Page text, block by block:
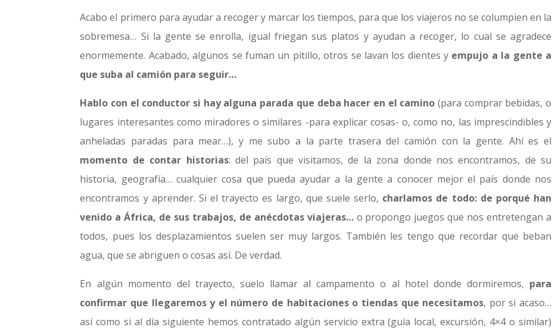
Acabo el primero para ayudar a recoger y marcar los tiempos, para que los viajeros no se columpien en la
sobremesa… Si la gente se enrolla, igual friegan sus platos y ayudan a recoger, lo cual se agradece
enormemente. Acabado, algunos se fuman un pitillo, otros se lavan los dientes y empujo a la gente a
que suba al camión para seguir…
Hablo con el conductor si hay alguna parada que deba hacer en el camino (para comprar bebidas, o
lugares interesantes como miradores o similares -para explicar cosas- o, como no, las imprescindibles y
anheladas paradas para mear…), y me subo a la parte trasera del camión con la gente. Ahí es el
momento de contar historias: del país que visitamos, de la zona donde nos encontramos, de su
historia, geografía… cualquier cosa que pueda ayudar a la gente a conocer mejor el país donde nos
encontramos y aprender. Si el trayecto es largo, que suele serlo, charlamos de todo: de porqué han
venido a África, de sus trabajos, de anécdotas viajeras…o propongo juegos que nos entretengan a
todos, pues los desplazamientos suelen ser muy largos. También les tengo que recordar que beban
agua, que se abriguen o cosas así. De verdad.
En algún momento del trayecto, suelo llamar al campamento o al hotel donde dormiremos, para
confirmar que llegaremos y el número de habitaciones o tiendas que necesitamos, por si acaso…
así como si al día siguiente hemos contratado algún servicio extra (guía local, excursión, 4×4 o similar)